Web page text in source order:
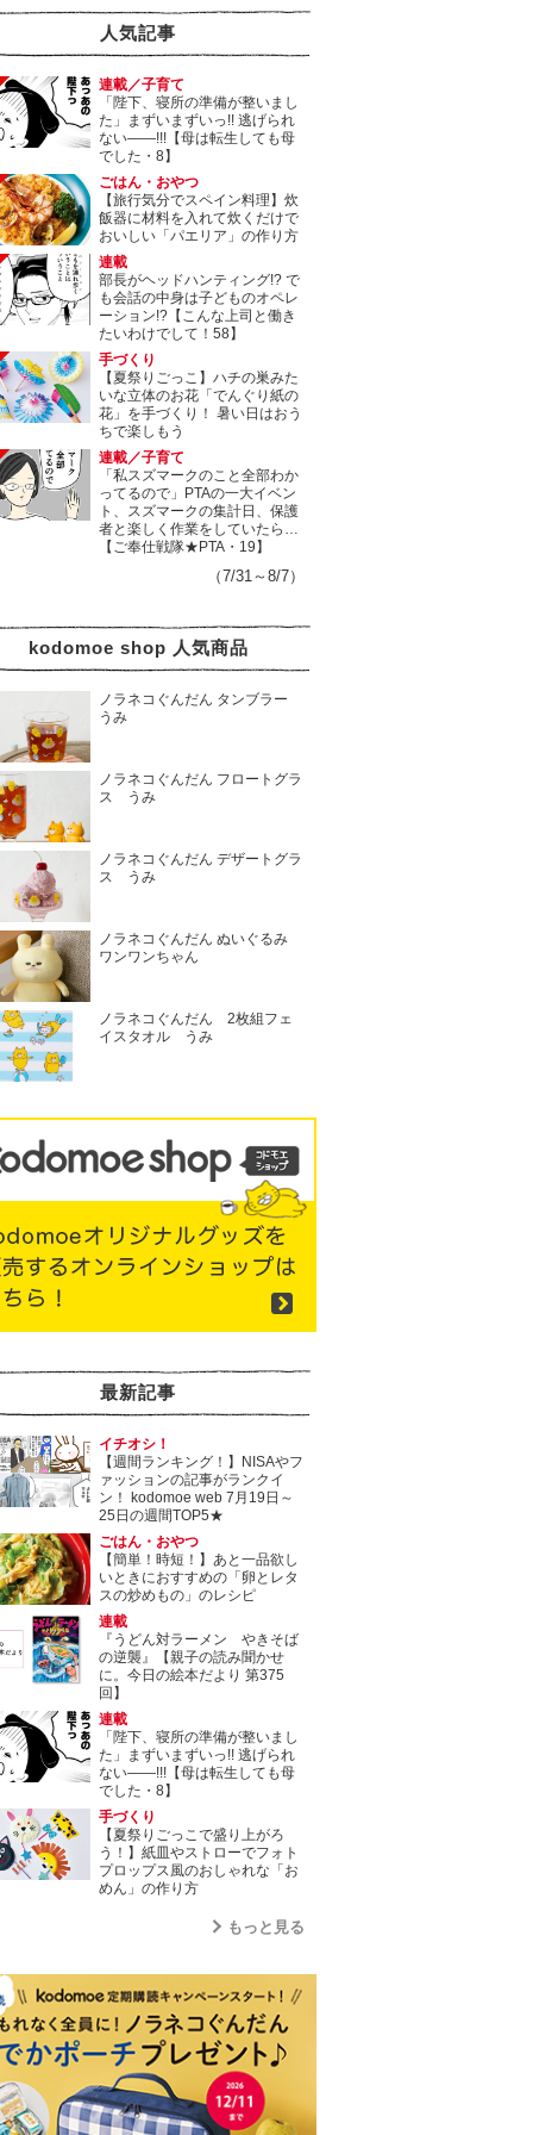
人気記事
連載／子育て
「陛下、寝所の準備が整いまし
た」まずいまずいっ!! 逃げられ
ない――!!!【母は転生しても母
でした・8】
ごはん・おやつ
【旅行気分でスペイン料理】炊
飯器に材料を入れて炊くだけで
おいしい「パエリア」の作り方
連載
部長がヘッドハンティング!? で
も会話の中身は子どものオペレ
ーション!?【こんな上司と働き
たいわけでして！58】
手づくり
【夏祭りごっこ】ハチの巣みた
いな立体のお花「でんぐり紙の
花」を手づくり！ 暑い日はおう
ちで楽しもう
連載／子育て
「私スズマークのこと全部わか
ってるので」PTAの一大イベン
ト、スズマークの集計日、保護
者と楽しく作業をしていたら…
【ご奉仕戦隊★PTA・19】
（7/31～8/7）
kodomoe shop 人気商品
ノラネコぐんだん タンブラー
うみ
ノラネコぐんだん フロートグラ
ス うみ
ノラネコぐんだん デザートグラ
ス うみ
ノラネコぐんだん ぬいぐるみ
ワンワンちゃん
ノラネコぐんだん 2枚組フェ
イスタオル うみ
最新記事
イチオシ！
【週間ランキング！】NISAやフ
ァッションの記事がランクイ
ン！ kodomoe web 7月19日～
25日の週間TOP5★
ごはん・おやつ
【簡単！時短！】あと一品欲し
いときにおすすめの「卵とレタ
スの炒めもの」のレシピ
連載
『うどん対ラーメン やきそば
の逆襲』【親子の読み聞かせ
に。今日の絵本だより 第375
回】
連載
「陛下、寝所の準備が整いまし
た」まずいまずいっ!! 逃げられ
ない――!!!【母は転生しても母
でした・8】
手づくり
【夏祭りごっこで盛り上がろ
う！】紙皿やストローでフォト
プロップス風のおしゃれな「お
めん」の作り方
もっと見る